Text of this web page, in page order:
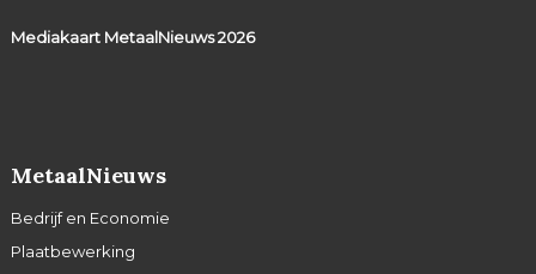
Mediakaart MetaalNieuws2026
MetaalNieuws
Bedrijf en Economie
Plaatbewerking